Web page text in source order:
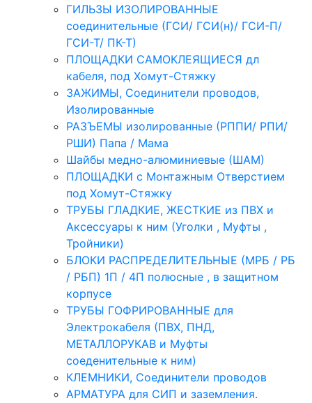
ГИЛЬЗЫ ИЗОЛИРОВАННЫЕ
соединительные (ГСИ/ ГСИ(н)/ ГСИ-П/
ГСИ-Т/ ПК-Т)
ПЛОЩАДКИ САМОКЛЕЯЩИЕСЯ дл
кабеля, под Хомут-Стяжку
ЗАЖИМЫ, Соединители проводов,
Изолированные
РАЗЪЕМЫ изолированные (РППИ/ РПИ/
РШИ) Папа / Мама
Шайбы медно-алюминиевые (ШАМ)
ПЛОЩАДКИ с Монтажным Отверстием
под Хомут-Стяжку
ТРУБЫ ГЛАДКИЕ, ЖЕСТКИЕ из ПВХ и
Аксессуары к ним (Уголки , Муфты ,
Тройники)
БЛОКИ РАСПРЕДЕЛИТЕЛЬНЫЕ (МРБ / РБ
/ РБП) 1П / 4П полюсные , в защитном
корпусе
ТРУБЫ ГОФРИРОВАННЫЕ для
Электрокабеля (ПВХ, ПНД,
МЕТАЛЛОРУКАВ и Муфты
соеденительные к ним)
КЛЕМНИКИ, Соединители проводов
АРМАТУРА для СИП и заземления.